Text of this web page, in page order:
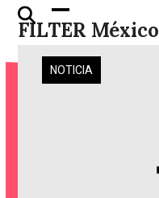
Skip
FILTER México
Open
mobile
menu
Close
mobile
menu
NOTICIA